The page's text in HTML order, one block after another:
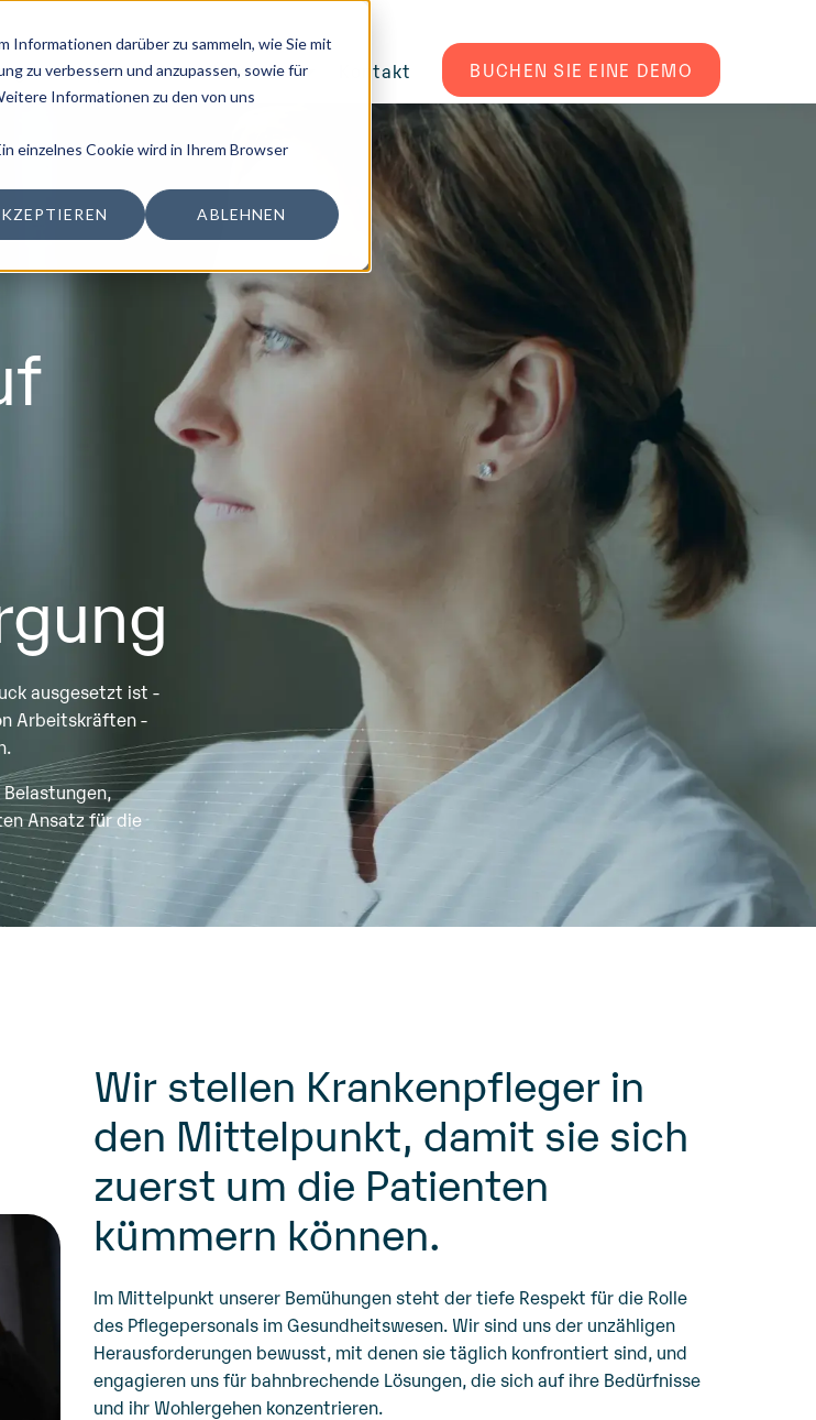
darüber zu sammeln, wie Sie mit
zu verbessern und anzupassen, sowie für
Informationen zu den von uns
einzelnes Cookie wird in Ihrem Browser
ABLEHNEN
Inspiration Über uns Kontakt BUCHEN SIE EINE DEMO
ausgesetzt ist -
Arbeitskräften -
Ansatz für die
Wir stellen Krankenpfleger in
den Mittelpunkt, damit sie sich
zuerst um die Patienten
kümmern können.
Im Mittelpunkt unserer Bemühungen steht der tiefe Respekt für die Rolle
des Pflegepersonals im Gesundheitswesen. Wir sind uns der unzähligen
Herausforderungen bewusst, mit denen sie täglich konfrontiert sind, und
engagieren uns für bahnbrechende Lösungen, die sich auf ihre Bedürfnisse
und ihr Wohlergehen konzentrieren.